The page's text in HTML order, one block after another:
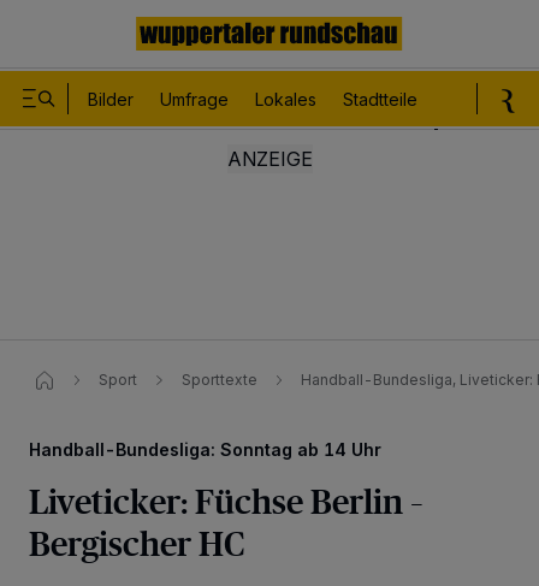
Bilder Umfrage Lokales Stadtteile
Sport Sporttexte Handball-Bundesliga, Liveticker:
Handball-Bundesliga: Sonntag ab 14 Uhr
Liveticker: Füchse Berlin –
Bergischer HC